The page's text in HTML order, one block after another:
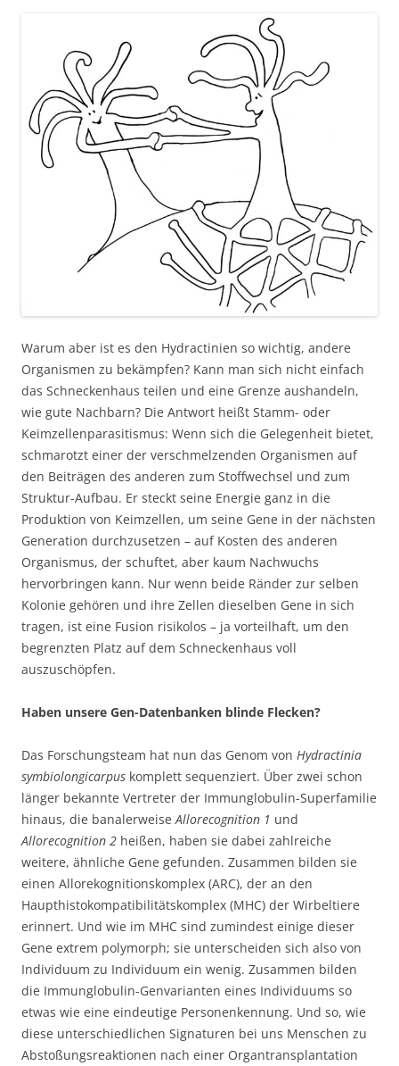
Warum aber ist es den Hydractinien so wichtig, andere
Organismen zu bekämpfen? Kann man sich nicht einfach
das Schneckenhaus teilen und eine Grenze aushandeln,
wie gute Nachbarn? Die Antwort heißt Stamm- oder
Keimzellenparasitismus: Wenn sich die Gelegenheit bietet,
schmarotzt einer der verschmelzenden Organismen auf
den Beiträgen des anderen zum Stoffwechsel und zum
Struktur-Aufbau. Er steckt seine Energie ganz in die
Produktion von Keimzellen, um seine Gene in der nächsten
Generation durchzusetzen – auf Kosten des anderen
Organismus, der schuftet, aber kaum Nachwuchs
hervorbringen kann. Nur wenn beide Ränder zur selben
Kolonie gehören und ihre Zellen dieselben Gene in sich
tragen, ist eine Fusion risikolos – ja vorteilhaft, um den
begrenzten Platz auf dem Schneckenhaus voll
auszuschöpfen.
Haben unsere Gen-Datenbanken blinde Flecken?
Das Forschungsteam hat nun das Genom von Hydractinia
symbiolongicarpus komplett sequenziert. Über zwei schon
länger bekannte Vertreter der Immunglobulin-Superfamilie
hinaus, die banalerweise Allorecognition 1 und
Allorecognition 2 heißen, haben sie dabei zahlreiche
weitere, ähnliche Gene gefunden. Zusammen bilden sie
einen Allorekognitionskomplex (ARC), der an den
Haupthistokompatibilitätskomplex (MHC) der Wirbeltiere
erinnert. Und wie im MHC sind zumindest einige dieser
Gene extrem polymorph; sie unterscheiden sich also von
Individuum zu Individuum ein wenig. Zusammen bilden
die Immunglobulin-Genvarianten eines Individuums so
etwas wie eine eindeutige Personenkennung. Und so, wie
diese unterschiedlichen Signaturen bei uns Menschen zu
Abstoßungsreaktionen nach einer Organtransplantation